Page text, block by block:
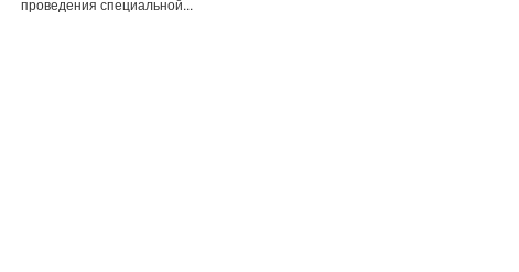
проведения специальной...